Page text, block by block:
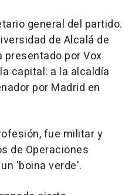
general del partido.
de Alcalá de
presentado por Vox
capital: a la alcaldía
por Madrid en
fue militar y
de Operaciones
'boina verde'.